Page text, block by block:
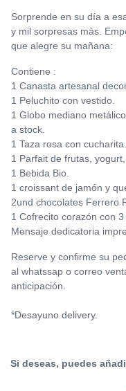
Sorprende en su día a
y mil sorpresas más.
que alegre su mañana:
Contiene :
1 Canasta artesanal
1 Peluchito con vestido.
1 Globo mediano
a stock.
1 Taza rosa con cucharita.
1 Parfait de frutas,
1 Bebida Bio.
1 croissant de jamón y
2und chocolates Ferrero
1 Cofrecito corazón con
Mensaje dedicatoria
Reserve y confirme su
al whatssap o correo
anticipación.
*Desayuno delivery.
Si deseas, puedes